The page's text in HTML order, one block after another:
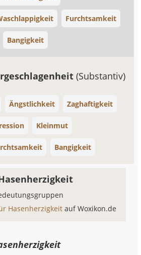
Furchtsamkeit
Bangigkeit
(Substantiv)
Ängstlichkeit Zaghaftigkeit
Kleinmut
Bangigkeit
Hasenherzigkeitauf Woxikon.de